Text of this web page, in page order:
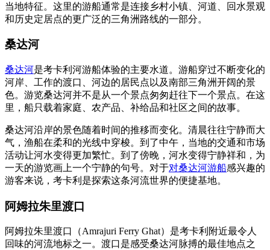
当地特征。这里的游船通常是连接乡村小镇、河道、回水景观
和历史定居点的更广泛的三角洲路线的一部分。
桑达河
桑达河是考卡利河游船体验的主要水道。游船穿过不断变化的
河岸、工作的渡口、河边的居民点以及南部三角洲开阔的景
色。游览桑达河并不是从一个景点匆匆赶往下一个景点。在这
里，船只载着家庭、农产品、补给品和社区之间的故事。
桑达河沿岸的景色随着时间的推移而变化。清晨往往宁静而大
气，渔船在柔和的光线中穿梭。到了中午，当地的交通和市场
活动让河水变得更加繁忙。到了傍晚，河水变得宁静祥和，为
一天的游览画上一个宁静的句号。对于对桑达河游船感兴趣的
游客来说，考卡利是探索这条河流世界的便捷基地。
阿姆拉朱里渡口
阿姆拉朱里渡口（Amrajuri Ferry Ghat）是考卡利附近最令人
回味的河流地标之一。渡口是感受桑达河脉搏的最佳地点之